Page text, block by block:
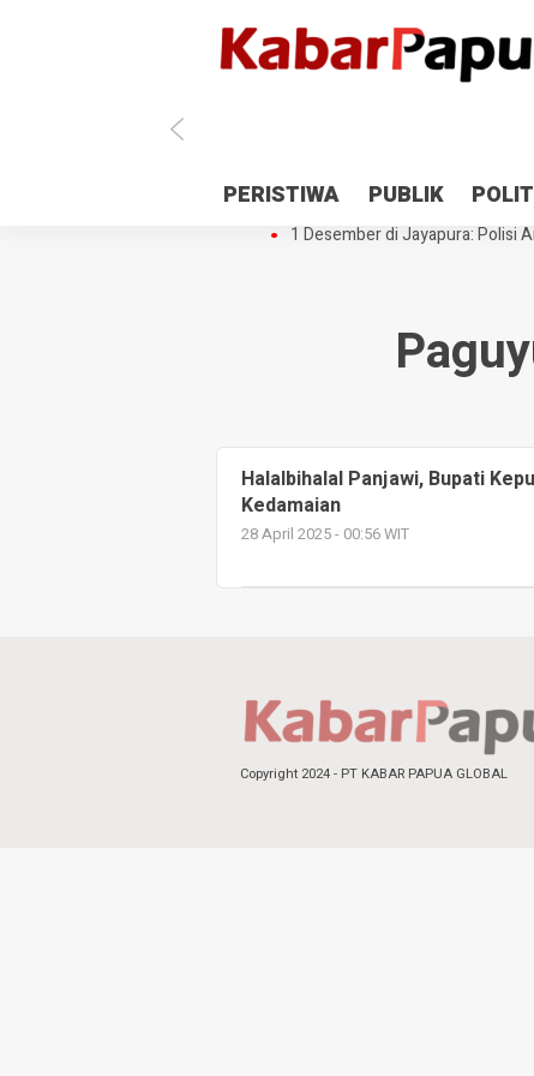
PERISTIWA PUBLIK
Antisipasi 1 Desember, TNI Polri
Gedung Perpustakaan SMPN 5
1 Desember di Jayapura: Polisi
Halalbihalal Panjawi, Bupati
Kedamaian
28 April 2025 - 00:56 WIT
Copyright 2024 - PT KABAR PAPUA GLOBAL